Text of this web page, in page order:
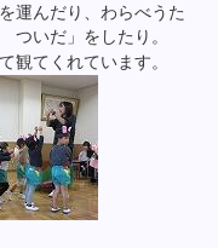
運んだり、わらべうた
いだ」をしたり。
観てくれています。